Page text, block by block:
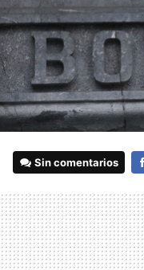
Sin comentarios